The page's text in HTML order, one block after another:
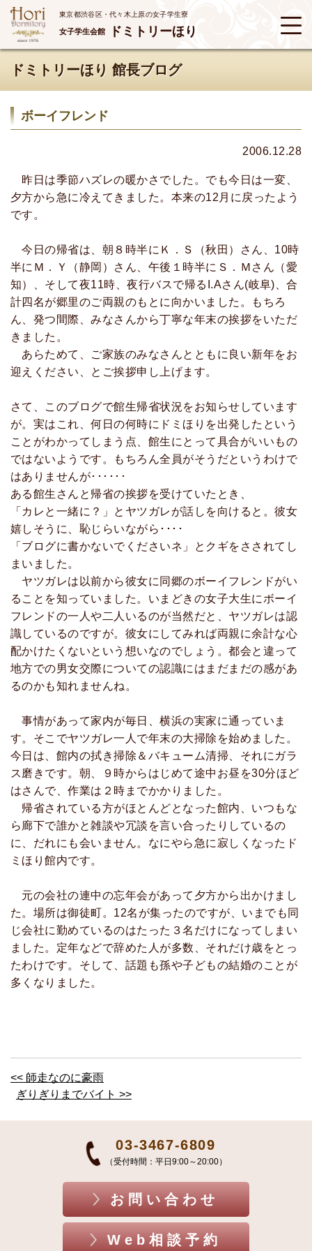
東京都渋谷区・代々木上原の女子学生寮
女子学生会館 ドミトリーほり
ドミトリーほり 館長ブログ
ボーイフレンド
2006.12.28
昨日は季節ハズレの暖かさでした。でも今日は一変、
夕方から急に冷えてきました。本来の12月に戻ったよう
です。
今日の帰省は、朝８時半にＫ．Ｓ（秋田）さん、10時
半にＭ．Ｙ（静岡）さん、午後１時半にＳ．Ｍさん（愛
知）、そして夜11時、夜行バスで帰るI.Aさん(岐阜)、合
計四名が郷里のご両親のもとに向かいました。もちろ
ん、発つ間際、みなさんから丁寧な年末の挨拶をいただ
きました。
あらためて、ご家族のみなさんとともに良い新年をお
迎えください、とご挨拶申し上げます。
さて、このブログで館生帰省状況をお知らせしています
が。実はこれ、何日の何時にドミほりを出発したという
ことがわかってしまう点、館生にとって具合がいいもの
ではないようです。もちろん全員がそうだというわけで
はありませんが･･････
ある館生さんと帰省の挨拶を受けていたとき、
「カレと一緒に？」とヤツガレが話しを向けると。彼女
嬉しそうに、恥じらいながら････
「ブログに書かないでくださいネ」とクギをさされてし
まいました。
ヤツガレは以前から彼女に同郷のボーイフレンドがい
ることを知っていました。いまどきの女子大生にボーイ
フレンドの一人や二人いるのが当然だと、ヤツガレは認
識しているのですが。彼女にしてみれば両親に余計な心
配かけたくないという想いなのでしょう。都会と違って
地方での男女交際についての認識にはまだまだの感があ
るのかも知れませんね。
事情があって家内が毎日、横浜の実家に通っていま
す。そこでヤツガレ一人で年末の大掃除を始めました。
今日は、館内の拭き掃除＆バキューム清掃、それにガラ
ス磨きです。朝、９時からはじめて途中お昼を30分ほど
はさんで、作業は２時までかかりました。
帰省されている方がほとんどとなった館内、いつもな
ら廊下で誰かと雑談や冗談を言い合ったりしているの
に、だれにも会いません。なにやら急に寂しくなったド
ミほり館内です。
元の会社の連中の忘年会があって夕方から出かけまし
た。場所は御徒町。12名が集ったのですが、いまでも同
じ会社に勤めているのはたった３名だけになってしまい
ました。定年などで辞めた人が多数、それだけ歳をとっ
たわけです。そして、話題も孫や子どもの結婚のことが
多くなりました。
<< 師走なのに豪雨
ぎりぎりまでバイト >>
03-3467-6809
（受付時間：平日9:00～20:00）
お問い合わせ
Web相談予約